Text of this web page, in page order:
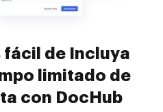
fácil de Incluya
limitado de
con DocHub